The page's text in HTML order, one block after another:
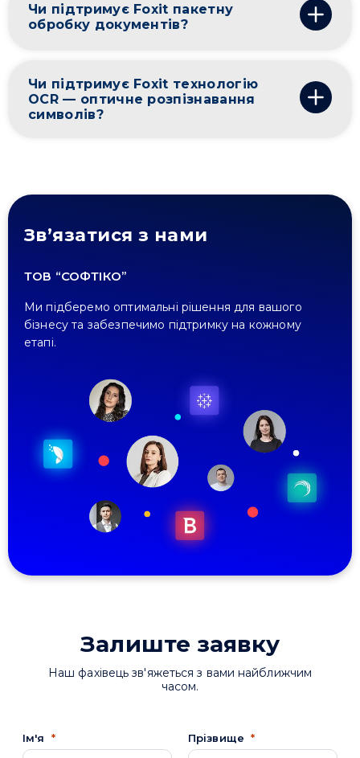
Чи підтримує Foxit пакетну
обробку документів?
Чи підтримує Foxit технологію
OCR — оптичне розпізнавання
символів?
Зв’язатися з нами
ТОВ “СОФТІКО”
Ми підберемо оптимальні рішення для вашого
бізнесу та забезпечимо підтримку на кожному
етапі.